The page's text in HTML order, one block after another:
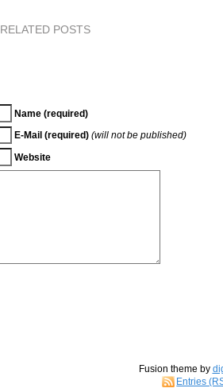
RELATED POSTS
Name (required)
E-Mail (required) (will not be published)
Website
Fusion theme by
Entries